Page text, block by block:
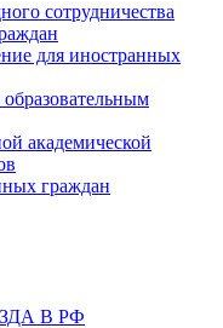
сотрудничества
для иностранных
академической
граждан
В РФ